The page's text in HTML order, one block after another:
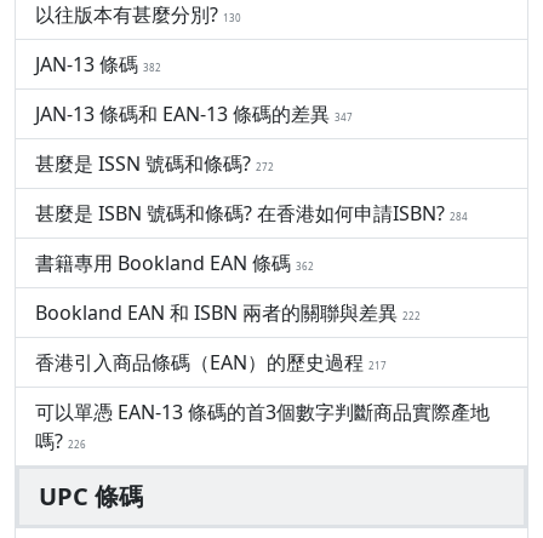
以往版本有甚麼分別? 130
JAN-13 條碼 382
JAN-13 條碼和 EAN-13 條碼的差異 347
甚麼是 ISSN 號碼和條碼? 272
甚麼是 ISBN 號碼和條碼? 在香港如何申請ISBN? 284
書籍專用 Bookland EAN 條碼 362
Bookland EAN 和 ISBN 兩者的關聯與差異 222
香港引入商品條碼（EAN）的歷史過程 217
可以單憑 EAN-13 條碼的首3個數字判斷商品實際產地
嗎? 226
UPC 條碼